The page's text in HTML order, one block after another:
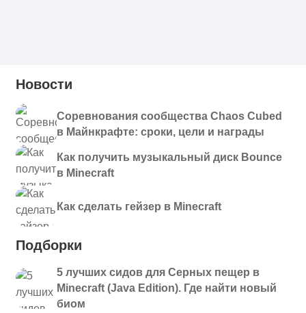
Новости
Соревнования сообщества Chaos Cubed
в Майнкрафте: сроки, цели и награды
Как получить музыкальный диск Bounce
в Minecraft
Как сделать гейзер в Minecraft
Подборки
5 лучших сидов для Серных пещер в
Minecraft (Java Edition). Где найти новый
биом